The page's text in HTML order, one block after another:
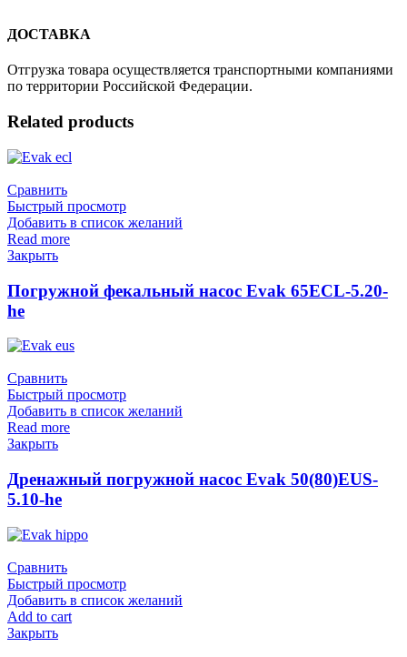
ДОСТАВКА
Отгрузка товара осуществляется транспортными компаниями
по территории Российской Федерации.
Related products
Сравнить
Быстрый просмотр
Добавить в список желаний
Read more
Закрыть
Погружной фекальный насос Evak 65ECL-5.20-
he
Сравнить
Быстрый просмотр
Добавить в список желаний
Read more
Закрыть
Дренажный погружной насос Evak 50(80)EUS-
5.10-he
Сравнить
Быстрый просмотр
Добавить в список желаний
Add to cart
Закрыть